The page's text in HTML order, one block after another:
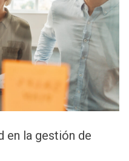
en la gestión de